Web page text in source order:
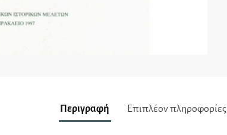
Περιγραφή Επιπλέον πληροφορίες